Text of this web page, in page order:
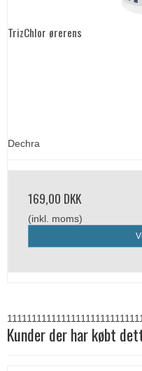
TrizChlor ørerens
Dechra
169,00 DKK
(inkl. moms)
Kunder der har købt